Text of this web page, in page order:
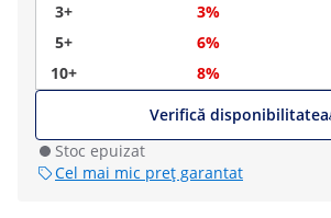
3+
3%
5+
6%
10+
8%
Verifică disponibilitatea
Stoc epuizat
Cel mai mic preț garantat